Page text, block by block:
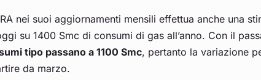
nei suoi aggiornamenti mensili effettua anche una
su 1400 Smc di consumi di gas all’anno. Con il
tipo passano a 1100 Smc, pertanto la variazione
da marzo.